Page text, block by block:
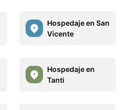
Hospedaje en San
Vicente
Hospedaje en
Tanti